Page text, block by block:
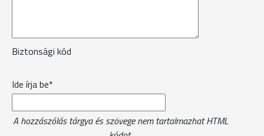
Biztonsági kód
Ide írja be*
A hozzászólás tárgya és szövege nem tartalmazhat HTML